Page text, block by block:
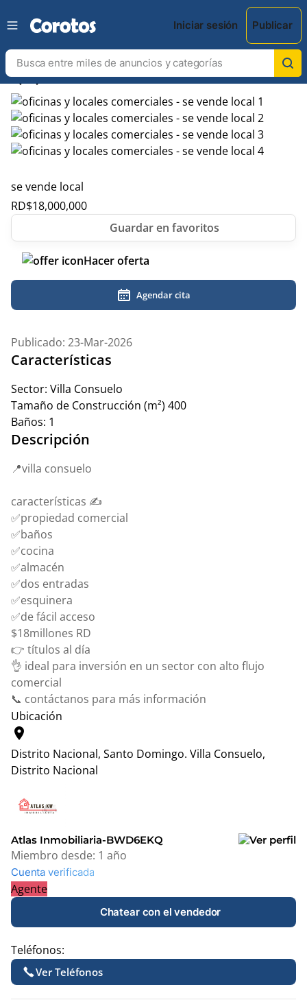
Iniciar sesión Publicar
chevron_leftchevron_right
se vende local
RD$18,000,000
Hacer oferta
Agendar cita
Publicado: 23-Mar-2026
Características
Sector: Villa Consuelo
Tamaño de Construcción (m²) 400
Baños: 1
Descripción
📍villa consuelo
características ✍️
✅propiedad comercial
✅baños
✅cocina
✅almacén
✅dos entradas
✅esquinera
✅de fácil acceso
$18millones RD
👉 títulos al día
👌 ideal para inversión en un sector con alto flujo
comercial
📞 contáctanos para más información
Ubicación
location_on
Distrito Nacional, Santo Domingo. Villa Consuelo,
Distrito Nacional
+
−
Atlas Inmobiliaria-BWD6EKQ
Miembro desde: 1 año
Cuenta verificada
Agente
Chatear con el vendedor
Teléfonos:
Ver Teléfonos